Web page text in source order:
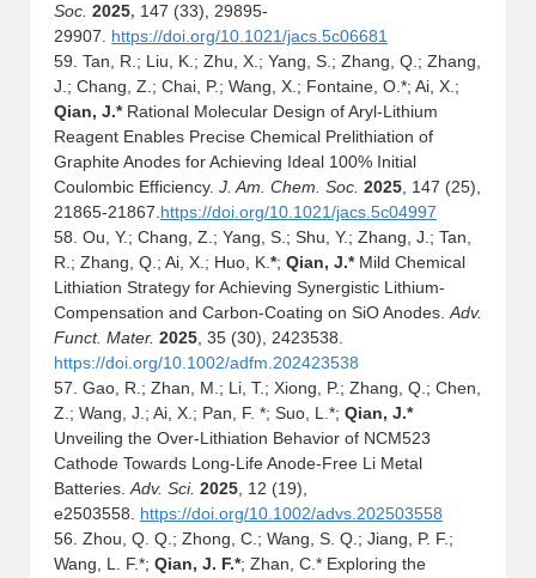
Soc. 2025, 147 (33), 29895-
29907. https://doi.org/10.1021/jacs.5c06681
59. Tan, R.; Liu, K.; Zhu, X.; Yang, S.; Zhang, Q.; Zhang,
J.; Chang, Z.; Chai, P.; Wang, X.; Fontaine, O.*; Ai, X.;
Qian, J.*Rational Molecular Design of Aryl-Lithium
Reagent Enables Precise Chemical Prelithiation of
Graphite Anodes for Achieving Ideal 100% Initial
Coulombic Efficiency. J. Am. Chem. Soc. 2025, 147 (25),
21865-21867.https://doi.org/10.1021/jacs.5c04997
58. Ou, Y.; Chang, Z.; Yang, S.; Shu, Y.; Zhang, J.; Tan,
R.; Zhang, Q.; Ai, X.; Huo, K.*; Qian, J.*Mild Chemical
Lithiation Strategy for Achieving Synergistic Lithium-
Compensation and Carbon-Coating on SiO Anodes. Adv.
Funct. Mater. 2025, 35 (30), 2423538.
https://doi.org/10.1002/adfm.202423538
57. Gao, R.; Zhan, M.; Li, T.; Xiong, P.; Zhang, Q.; Chen,
Z.; Wang, J.; Ai, X.; Pan, F. *; Suo, L.*; Qian, J.*
Unveiling the Over-Lithiation Behavior of NCM523
Cathode Towards Long-Life Anode-Free Li Metal
Batteries.Adv. Sci. 2025, 12 (19),
e2503558. https://doi.org/10.1002/advs.202503558
56. Zhou, Q. Q.; Zhong, C.; Wang, S. Q.; Jiang, P. F.;
Wang, L. F.*; Qian, J. F.*; Zhan, C.* Exploring the